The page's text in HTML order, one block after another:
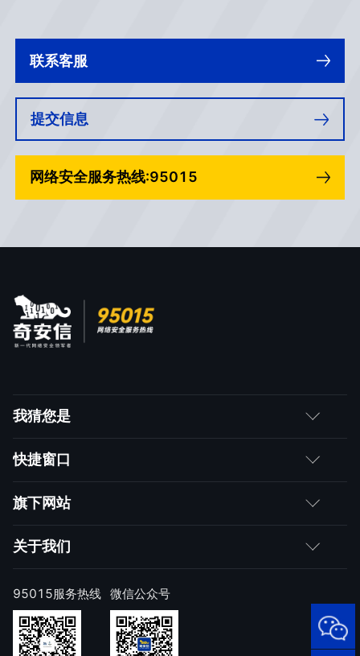
联系客服
提交信息
网络安全服务热线:95015
我猜您是
客户
合作伙伴
求职者
快捷窗口
如何购买
产品注册与激活
样本上报
奇安信天守安全软件
旗下网站
网神
技术研究院
威胁情报中心
关于我们
公司简介
公司新闻
发展历程
95015服务热线 微信公众号